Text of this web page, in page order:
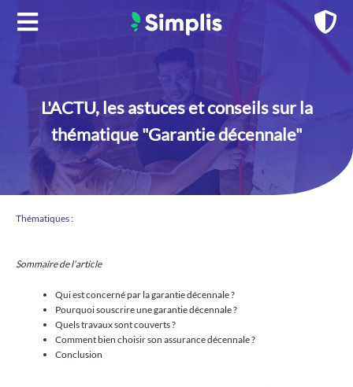
Aller
L'ACTU, les astuces et conseils sur la
thématique "Garantie décennale"
Thématiques :
Sommaire de l’article
Qui est concerné par la garantie décennale ?
Pourquoi souscrire une garantie décennale ?
Quels travaux sont couverts ?
Comment bien choisir son assurance décennale ?
Conclusion